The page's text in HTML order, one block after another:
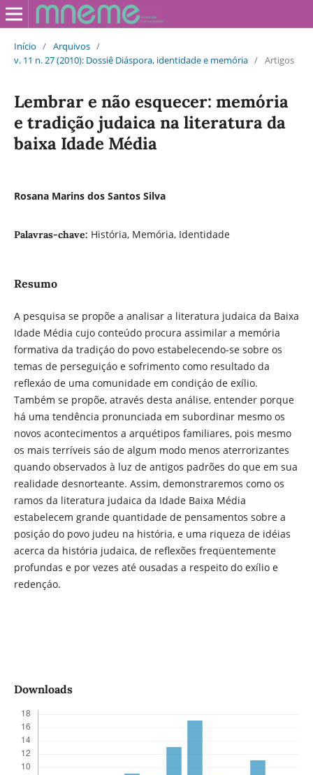
Início / Arquivos /
v. 11 n. 27 (2010): Dossiê Diáspora, identidade e memória / Artigos
Lembrar e não esquecer: memória
e tradição judaica na literatura da
baixa Idade Média
Rosana Marins dos Santos Silva
Palavras-chave: História, Memória, Identidade
Resumo
A pesquisa se propõe a analisar a literatura judaica da Baixa
Idade Média cujo conteúdo procura assimilar a memória
formativa da tradiçáo do povo estabelecendo-se sobre os
temas de perseguiçáo e sofrimento como resultado da
reflexáo de uma comunidade em condiçáo de exílio.
Também se propõe, através desta análise, entender porque
há uma tendência pronunciada em subordinar mesmo os
novos acontecimentos a arquétipos familiares, pois mesmo
os mais terríveis sáo de algum modo menos aterrorizantes
quando observados à luz de antigos padrões do que em sua
realidade desnorteante. Assim, demonstraremos como os
ramos da literatura judaica da Idade Baixa Média
estabelecem grande quantidade de pensamentos sobre a
posiçáo do povo judeu na história, e uma riqueza de idéias
acerca da história judaica, de reflexões freqüentemente
profundas e por vezes até ousadas a respeito do exílio e
redençáo.
Downloads